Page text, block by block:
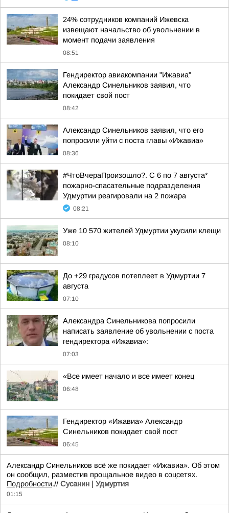
24% сотрудников компаний Ижевска
извещают начальство об увольнении в
момент подачи заявления
08:51
Гендиректор авиакомпании "Ижавиа"
Александр Синельников заявил, что
покидает свой пост
08:42
Александр Синельников заявил, что его
попросили уйти с поста главы «Ижавиа»
08:36
#ЧтоВчераПроизошло?. С 6 по 7 августа*
пожарно-спасательные подразделения
Удмуртии реагировали на 2 пожара
08:21
Уже 10 570 жителей Удмуртии укусили клещи
08:10
До +29 градусов потеплеет в Удмуртии 7
августа
07:10
Александра Синельникова попросили
написать заявление об увольнении с поста
гендиректора «Ижавиа»:
07:03
«Все имеет начало и все имеет конец
06:48
Гендиректор «Ижавиа» Александр
Синельников покидает свой пост
06:45
Александр Синельников всё же покидает «Ижавиа». Об этом
он сообщил, разместив прощальное видео в соцсетях.
Подробности.// Сусанин | Удмуртия
01:15